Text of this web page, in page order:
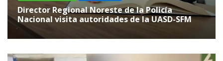
Director Regional Noreste de la Policía
Nacional visita autoridades de la UASD-SFM